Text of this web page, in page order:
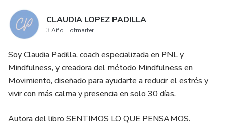
CLAUDIA LOPEZ PADILLA
3 Año Hotmarter
Soy Claudia Padilla, coach especializada en PNL y
Mindfulness, y creadora del método Mindfulness en
Movimiento, diseñado para ayudarte a reducir el estrés y
vivir con más calma y presencia en solo 30 días.
Autora del libro SENTIMOS LO QUE PENSAMOS.